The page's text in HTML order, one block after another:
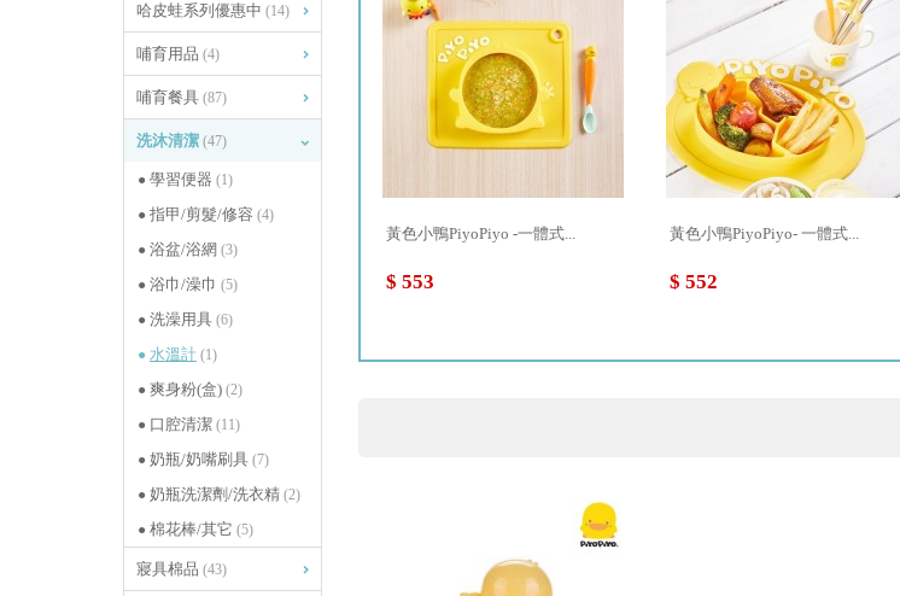
哈皮蛙系列優惠中 (14)
哺育用品 (4)
哺育餐具 (87)
洗沐清潔 (47)
學習便器 (1)
指甲/剪髮/修容 (4)
浴盆/浴網 (3)
浴巾/澡巾 (5)
洗澡用具 (6)
水溫計 (1)
爽身粉(盒) (2)
口腔清潔 (11)
奶瓶/奶嘴刷具 (7)
奶瓶洗潔劑/洗衣精 (2)
棉花棒/其它 (5)
寢具棉品 (43)
$ 343
黃色小鴨PiyoPiyo -一體式...
$ 553
黃色小鴨PiyoPiyo- 一體式...
$ 552